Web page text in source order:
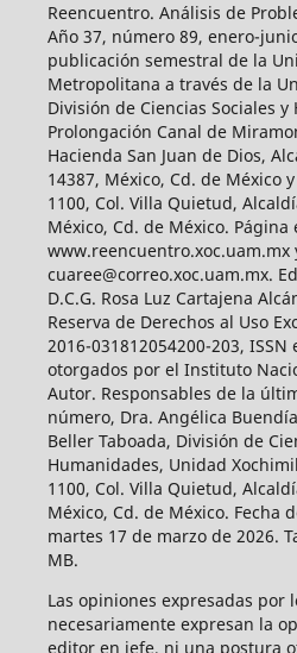
Reencuentro. Análisis de
Año 37, número 89, enero-
publicación semestral de la
Metropolitana a través de la
División de Ciencias Sociales
Prolongación Canal de
Hacienda San Juan de Dios,
14387, México, Cd. de México
1100, Col. Villa Quietud,
México, Cd. de México.
cuaree@correo.xoc.uam.mx.
D.C.G. Rosa Luz Cartajena
Reserva de Derechos al Uso
2016-031812054200-203,
otorgados por el Instituto
Autor. Responsables de la
número, Dra. Angélica
Beller Taboada, División de
Humanidades, Unidad
1100, Col. Villa Quietud,
México, Cd. de México. Fecha
martes 17 de marzo de 2026.
MB.
Las opiniones expresadas por
necesariamente expresan la
editor en jefe, ni una postura